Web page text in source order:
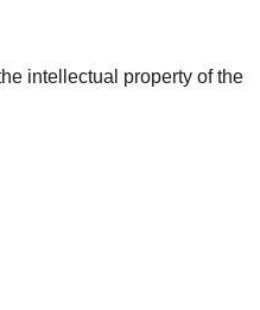
intellectual property of the